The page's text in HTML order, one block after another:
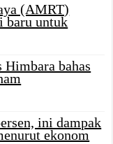
(AMRT)
baru untuk
bahas
ini dampak
ekonom